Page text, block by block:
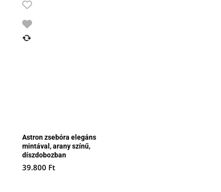
Astron zsebóra elegáns
mintával, arany színű,
díszdobozban
39.800 Ft